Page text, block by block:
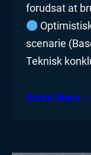
forudsat at
scenarie
Teknisk
Know More